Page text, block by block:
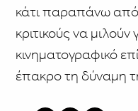
κάτι παραπάνω από
κριτικούς να
κινηματογραφικό
έπακρο τη δύναμη